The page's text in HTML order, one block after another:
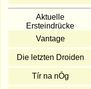
Aktuelle
Ersteindrücke
Vantage
Die letzten Droiden
Tír na nÓg